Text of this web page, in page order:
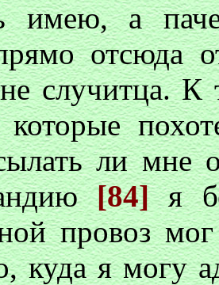
имею, а
отсюда
не случитца.
ли мне
[84]я
провоз
куда я могу